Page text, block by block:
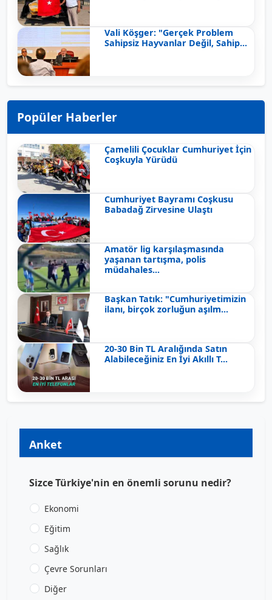
Vali Köşger: "Gerçek Problem
Sahipsiz Hayvanlar Değil, Sahip...
Popüler Haberler
Çamelili Çocuklar Cumhuriyet İçin
Coşkuyla Yürüdü
Cumhuriyet Bayramı Coşkusu
Babadağ Zirvesine Ulaştı
Amatör lig karşılaşmasında
yaşanan tartışma, polis
müdahales...
Başkan Tatık: "Cumhuriyetimizin
ilanı, birçok zorluğun aşılm...
20-30 Bin TL Aralığında Satın
Alabileceğiniz En İyi Akıllı T...
Anket
Sizce Türkiye'nin en önemli sorunu nedir?
Ekonomi
Eğitim
Sağlık
Çevre Sorunları
Diğer